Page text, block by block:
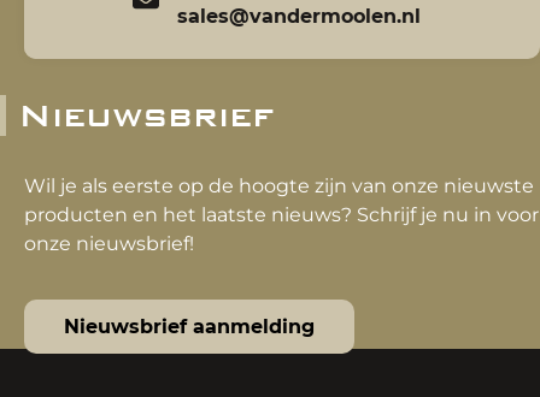
sales@vandermoolen.nl
Nieuwsbrief
Wil je als eerste op de hoogte zijn van onze nieuwste
producten en het laatste nieuws? Schrijf je nu in voor
onze nieuwsbrief!
Nieuwsbrief aanmelding